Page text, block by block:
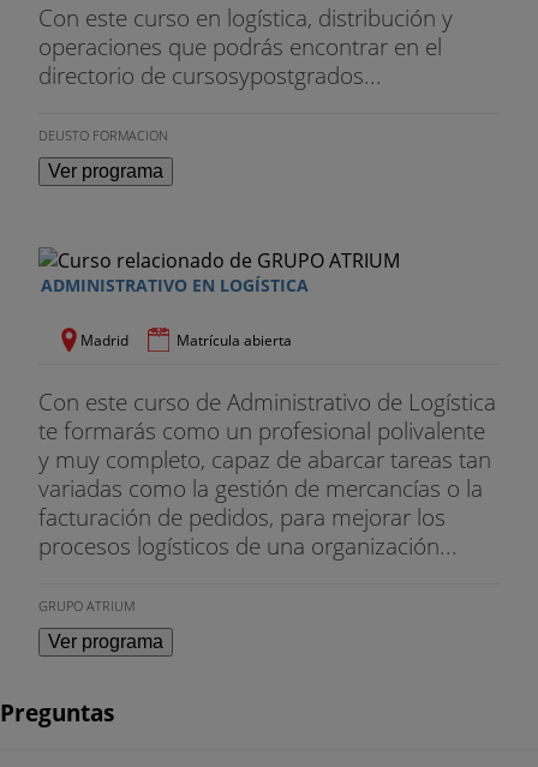
Con este curso en logística, distribución y
operaciones que podrás encontrar en el
directorio de cursosypostgrados...
DEUSTO FORMACION
Ver programa
ADMINISTRATIVO EN LOGÍSTICA
Madrid Matrícula abierta
Con este curso de Administrativo de Logística
te formarás como un profesional polivalente
y muy completo, capaz de abarcar tareas tan
variadas como la gestión de mercancías o la
facturación de pedidos, para mejorar los
procesos logísticos de una organización...
GRUPO ATRIUM
Ver programa
Preguntas